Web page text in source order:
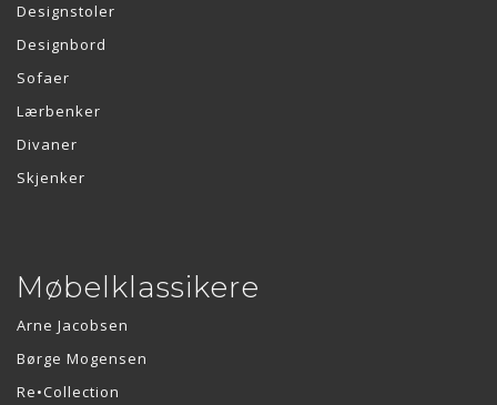
Designstoler
Designbord
Sofaer
Lærbenker
Divaner
Skjenker
Møbelklassikere
Arne Jacobsen
Børge Mogensen
Re•Collection